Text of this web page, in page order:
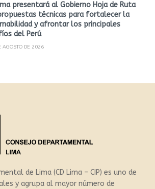
presentará al Gobierno Hoja de Ruta
técnicas para fortalecer la
y afrontar los principales
del Perú
AGOSTO DE 2026
de Lima (CD Lima – CIP) es uno de
y agrupa al mayor número de